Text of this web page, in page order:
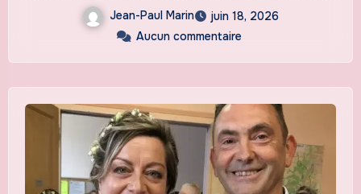
Jean-Paul Marin
juin 18, 2026
Aucun commentaire